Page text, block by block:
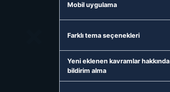
Mobil uygulama
Farklı tema seçenekleri
Yeni eklenen kavramlar hakkında
bildirim alma